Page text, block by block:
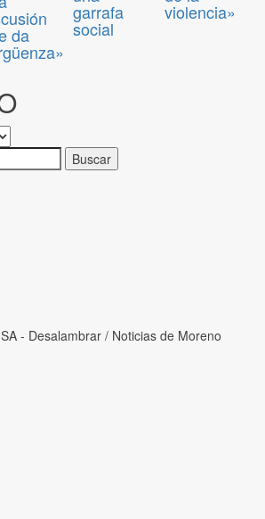
da
garrafa
social
violencia»
- Desalambrar / Noticias de Moreno